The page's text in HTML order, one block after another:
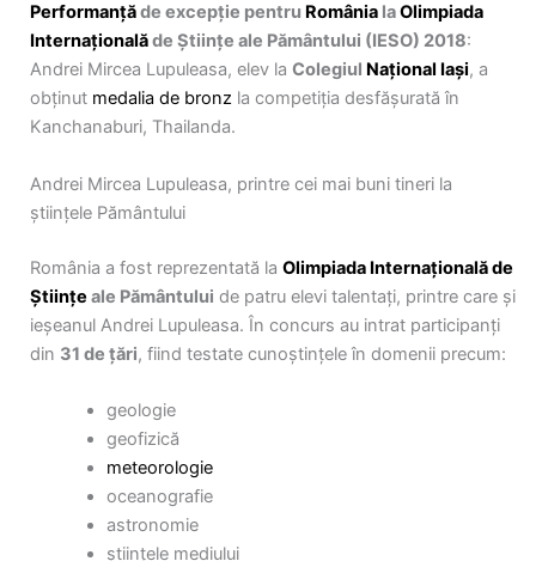
Performanțăde excepție pentru România laOlimpiada
Internaționalăde Științe ale Pământului (IESO) 2018:
Andrei Mircea Lupuleasa, elev la Colegiul Național Iași, a
obținut medalia de bronz la competiția desfășurată în
Kanchanaburi, Thailanda.
Andrei Mircea Lupuleasa, printre cei mai buni tineri la
științele Pământului
România a fost reprezentată la Olimpiada Internațională de
Științe ale Pământului de patru elevi talentați, printre care și
ieșeanul Andrei Lupuleasa. În concurs au intrat participanți
din 31 de țări, fiind testate cunoștințele în domenii precum:
geologie
geofizică
meteorologie
oceanografie
astronomie
științele mediului